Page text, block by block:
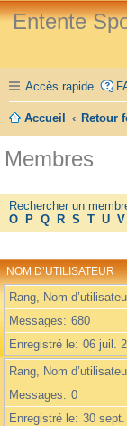
Entente
Accès rapide
Accueil Retour
Membres
Rechercher un
O
P Q R S T U V
NOM D’UTILISATEUR
Rang, Nom
Messages
680
Enregistré le 06 juil.
Rang, Nom
Messages
0
Enregistré le 30